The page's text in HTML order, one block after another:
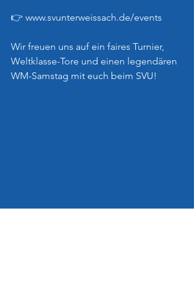
👉 www.svunterweissach.de/events
Wir freuen uns auf ein faires Turnier,
Weltklasse-Tore und einen legendären
WM-Samstag mit euch beim SVU!